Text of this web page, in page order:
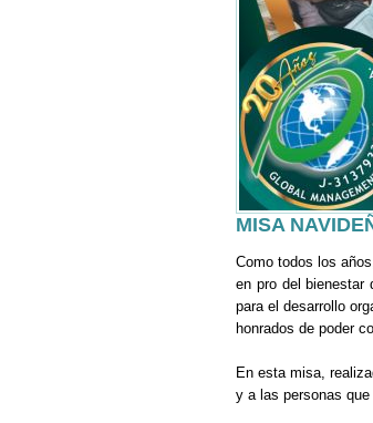
MISA
Como todos los
en pro del bienestar
para el desarrollo
honrados de poder
En esta misa,
y a las personas